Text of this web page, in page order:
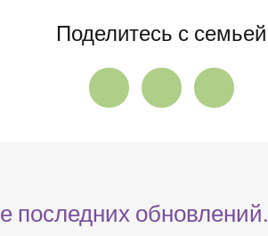
Поделитесь с семьей
последних обновлений.